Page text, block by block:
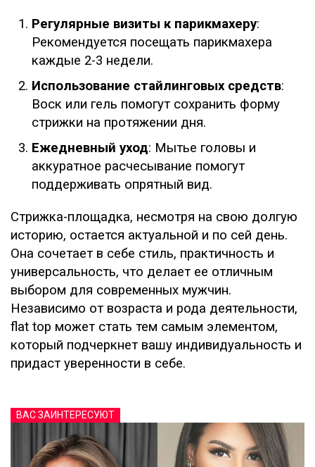
Регулярные визиты к парикмахеру:
Рекомендуется посещать парикмахера
каждые 2-3 недели.
Использование стайлинговых средств:
Воск или гель помогут сохранить форму
стрижки на протяжении дня.
Ежедневный уход: Мытье головы и
аккуратное расчесывание помогут
поддерживать опрятный вид.
Стрижка-площадка, несмотря на свою долгую
историю, остается актуальной и по сей день.
Она сочетает в себе стиль, практичность и
универсальность, что делает ее отличным
выбором для современных мужчин.
Независимо от возраста и рода деятельности,
flat top может стать тем самым элементом,
который подчеркнет вашу индивидуальность и
придаст уверенности в себе.
ВАС ЗАИНТЕРЕСУЮТ